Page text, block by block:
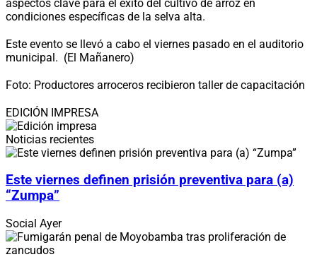
aspectos clave para el éxito del cultivo de arroz en
condiciones específicas de la selva alta.
Este evento se llevó a cabo el viernes pasado en el auditorio
municipal. (El Mañanero)
Foto: Productores arroceros recibieron taller de capacitación
EDICIÓN IMPRESA
Noticias recientes
Este viernes definen prisión preventiva para (a)
“Zumpa”
Social Ayer